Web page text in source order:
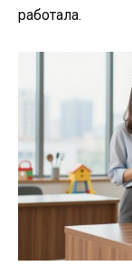
работала.